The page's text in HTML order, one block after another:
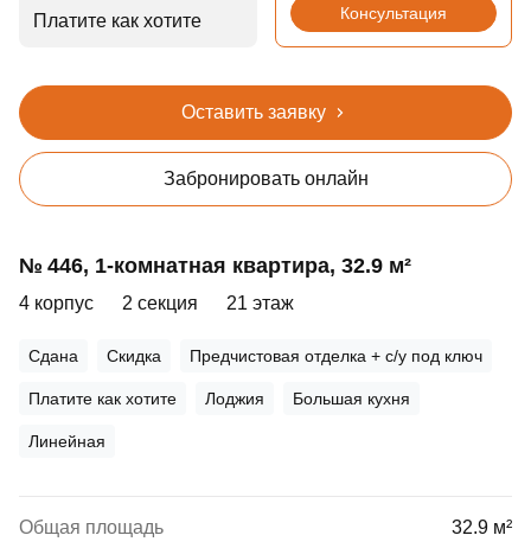
Платите как хотите Консультация
Оставить заявку
Забронировать онлайн
№ 446, 1‑комнатная квартира, 32.9 м²
4 корпус 2 секция 21 этаж
Сдана Скидка Предчистовая отделка + с/у под ключ
Платите как хотите Лоджия Большая кухня
Линейная
Общая площадь 32.9 м²